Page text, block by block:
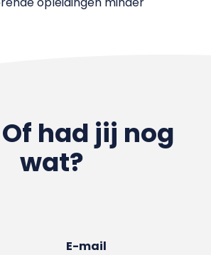
had jij nog
wat?
E-mail